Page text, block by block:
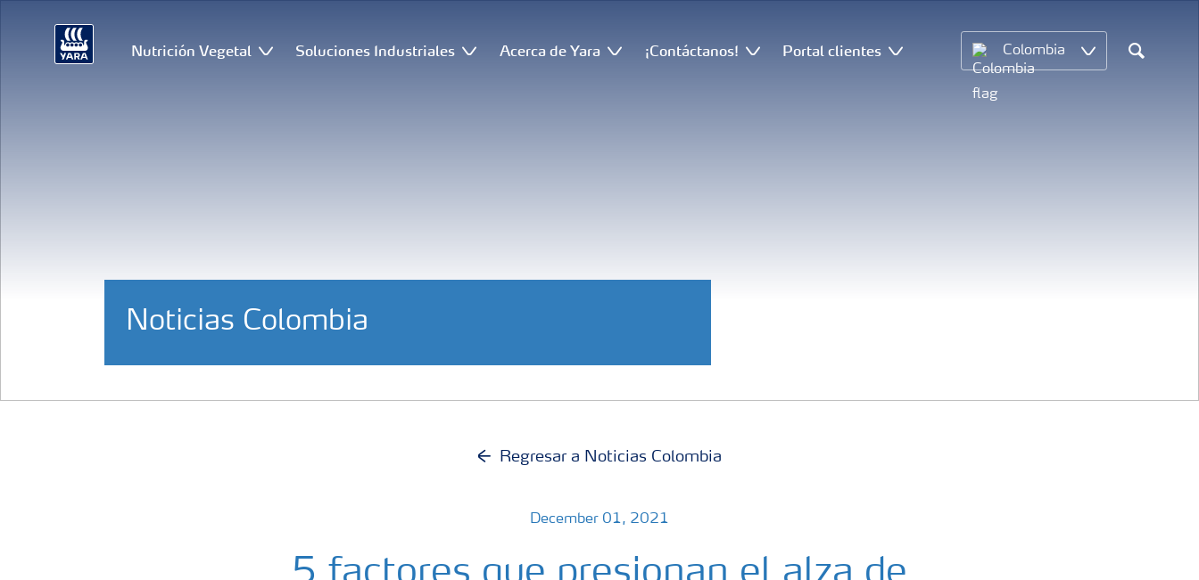
Nutrición Vegetal Soluciones Industriales Acerca de Yara ¡Contáctanos! Portal clientes Colombia
Search
Noticias Colombia
Regresar a Noticias Colombia
December 01, 2021